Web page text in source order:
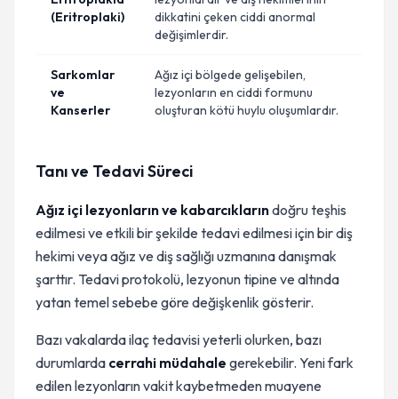
(Eritroplaki)
dikkatini çeken ciddi anormal
değişimlerdir.
Sarkomlar
ve
Kanserler
Ağız içi bölgede gelişebilen,
lezyonların en ciddi formunu
oluşturan kötü huylu oluşumlardır.
Tanı ve Tedavi Süreci
Ağız içi lezyonların ve kabarcıklarındoğru teşhis
edilmesi ve etkili bir şekilde tedavi edilmesi için bir diş
hekimi veya ağız ve diş sağlığı uzmanına danışmak
şarttır. Tedavi protokolü, lezyonun tipine ve altında
yatan temel sebebe göre değişkenlik gösterir.
Bazı vakalarda ilaç tedavisi yeterli olurken, bazı
durumlarda cerrahi müdahale gerekebilir. Yeni fark
edilen lezyonların vakit kaybetmeden muayene